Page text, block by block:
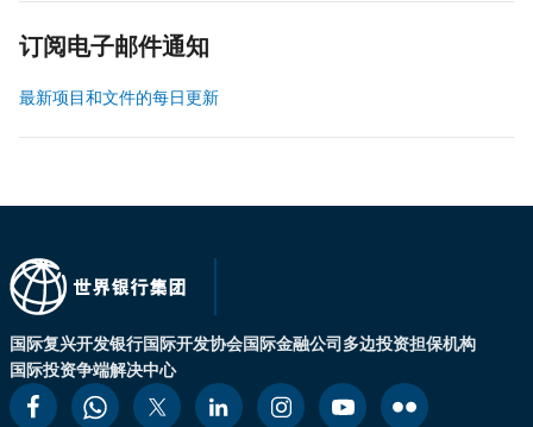
订阅电子邮件通知
最新项目和文件的每日更新
国际复兴开发银行国际开发协会国际金融公司多边投资担保机构
国际投资争端解决中心